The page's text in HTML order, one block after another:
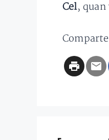
Cel, quan